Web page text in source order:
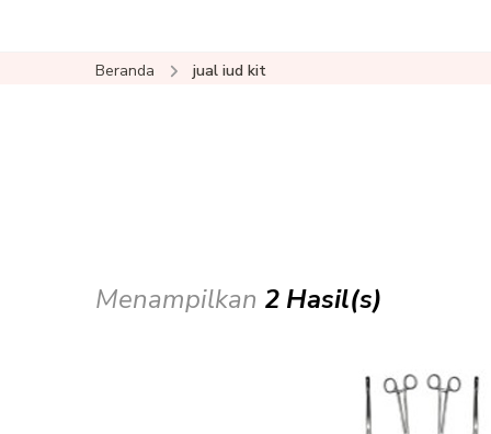
Beranda jual iud kit
Menampilkan 2 Hasil(s)